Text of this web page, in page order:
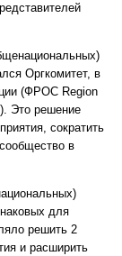
Оргкомитет, в
(ФРОС Region
Это решение
сократить
в
для
решить 2
и расширить